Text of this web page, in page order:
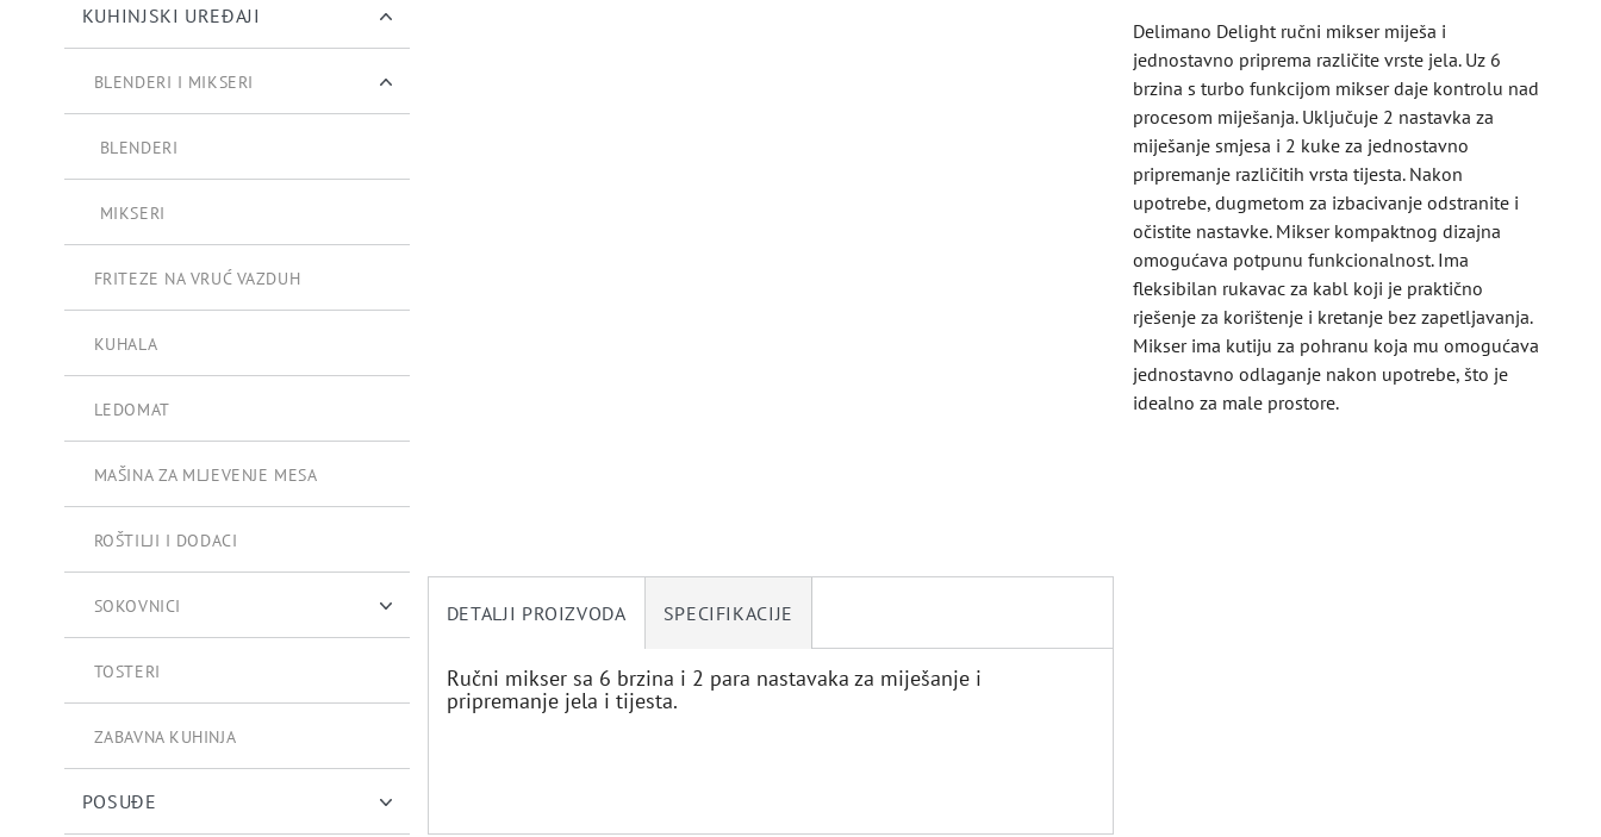
KUHINJSKI UREĐAJI
BLENDERI I MIKSERI
BLENDERI
MIKSERI
FRITEZE NA VRUĆ VAZDUH
KUHALA
LEDOMAT
MAŠINA ZA MLJEVENJE MESA
ROŠTILJI I DODACI
SOKOVNICI
CJEDILJKA ZA AGRUME
TOSTERI
ZABAVNA KUHINJA
POSUĐE
Delimano Delight ručni mikser miješa i
jednostavno priprema različite vrste jela. Uz 6
brzina s turbo funkcijom mikser daje kontrolu nad
procesom miješanja. Uključuje 2 nastavka za
miješanje smjesa i 2 kuke za jednostavno
pripremanje različitih vrsta tijesta. Nakon
upotrebe, dugmetom za izbacivanje odstranite i
očistite nastavke. Mikser kompaktnog dizajna
omogućava potpunu funkcionalnost. Ima
fleksibilan rukavac za kabl koji je praktično
rješenje za korištenje i kretanje bez zapetljavanja.
Mikser ima kutiju za pohranu koja mu omogućava
jednostavno odlaganje nakon upotrebe, što je
idealno za male prostore.
DETALJI PROIZVODA SPECIFIKACIJE
Ručni mikser sa 6 brzina i 2 para nastavaka za miješanje i
pripremanje jela i tijesta.